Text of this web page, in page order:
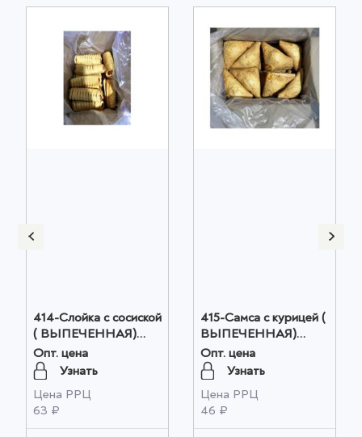
414-Слойка с сосиской
( ВЫПЕЧЕННАЯ)
(28*0,104кг) оптом
Опт. цена
Узнать
Цена РРЦ
63 ₽
415-Самса с курицей (
ВЫПЕЧЕННАЯ)
(24*0,100кг) оптом
Опт. цена
Узнать
Цена РРЦ
46 ₽